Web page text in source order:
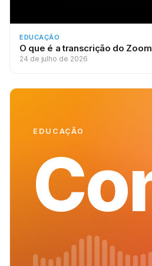
EDUCAÇÃO
O que é a transcrição do
24 de julho de 2026
EDUCAÇÃO